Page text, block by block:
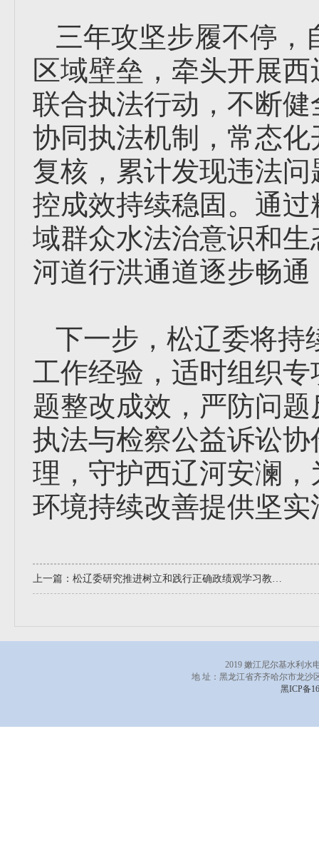
三年攻坚步履不停，
区域壁垒，牵头开展
联合执法行动，不断
协同执法机制，常态
复核，累计发现违法
控成效持续稳固。通
域群众水法治意识和
河道行洪通道逐步畅
下一步，松辽委将持
工作经验，适时组织
题整改成效，严防问
执法与检察公益诉讼
理，守护西辽河安澜
环境持续改善提供坚
上一篇： 松辽委研究推进树立和践行正确政绩观学习教育工作
2019 嫩江尼尔基水利水
地 址：黑龙江省齐齐哈尔市龙
黑ICP备